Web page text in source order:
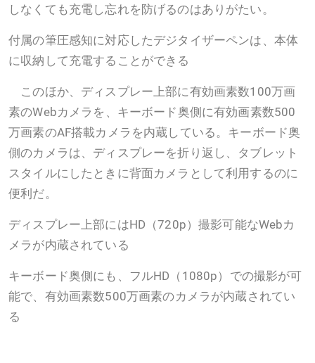
しなくても充電し忘れを防げるのはありがたい。
付属の筆圧感知に対応したデジタイザーペンは、本体
に収納して充電することができる
このほか、ディスプレー上部に有効画素数100万画
素のWebカメラを、キーボード奥側に有効画素数500
万画素のAF搭載カメラを内蔵している。キーボード奥
側のカメラは、ディスプレーを折り返し、タブレット
スタイルにしたときに背面カメラとして利用するのに
便利だ。
ディスプレー上部にはHD（720p）撮影可能なWebカ
メラが内蔵されている
キーボード奥側にも、フルHD（1080p）での撮影が可
能で、有効画素数500万画素のカメラが内蔵されてい
る